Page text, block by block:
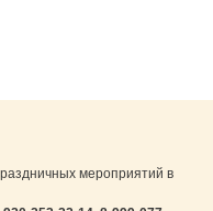
мероприятий в